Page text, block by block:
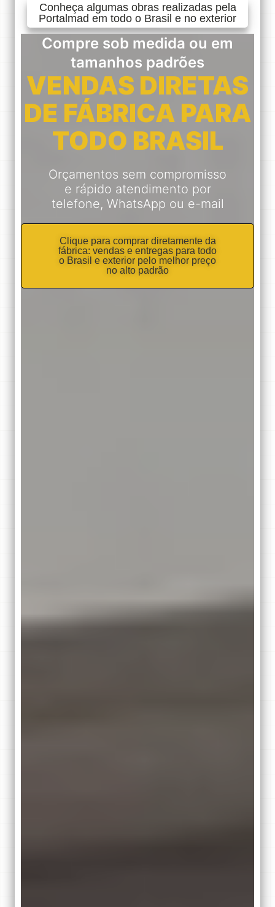
Conheça algumas obras realizadas pela
Portalmad em todo o Brasil e no exterior
Compre sob medida ou em
tamanhos padrões
VENDAS DIRETAS
DE FÁBRICA PARA
TODO BRASIL
Orçamentos sem compromisso
e rápido atendimento por
telefone, WhatsApp ou e-mail
Clique para comprar diretamente da
fábrica: vendas e entregas para todo
o Brasil e exterior pelo melhor preço
no alto padrão